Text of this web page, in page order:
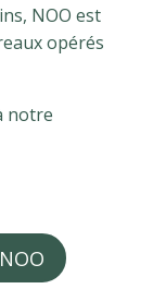
NOO est
opérés
notre